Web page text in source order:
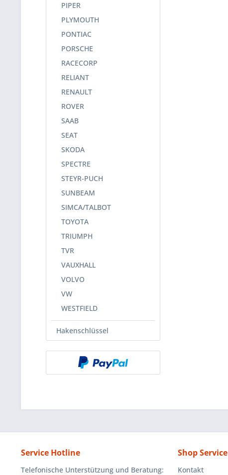
PIPER
PLYMOUTH
PONTIAC
PORSCHE
RACECORP
RELIANT
RENAULT
ROVER
SAAB
SEAT
SKODA
SPECTRE
STEYR-PUCH
SUNBEAM
SIMCA/TALBOT
TOYOTA
TRIUMPH
TVR
VAUXHALL
VOLVO
VW
WESTFIELD
Hakenschlüssel
Service Hotline
Telefonische Unterstützung und Beratung:
Shop Service
Kontakt